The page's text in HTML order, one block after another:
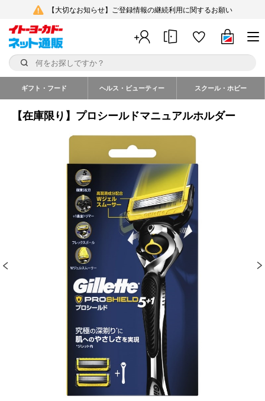
【大切なお知らせ】ご登録情報の継続利用に関するお願い
ギフト・フード ヘルス・ビューティー スクール・ホビー
【在庫限り】プロシールドマニュアルホルダー